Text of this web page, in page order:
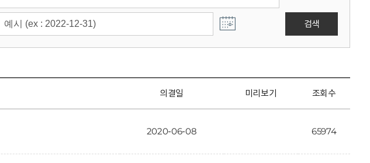
검색
의결일 미리보기 조회수
2020-06-08 65974